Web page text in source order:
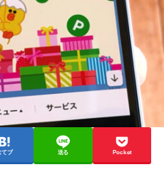
てブ 送る Pocket